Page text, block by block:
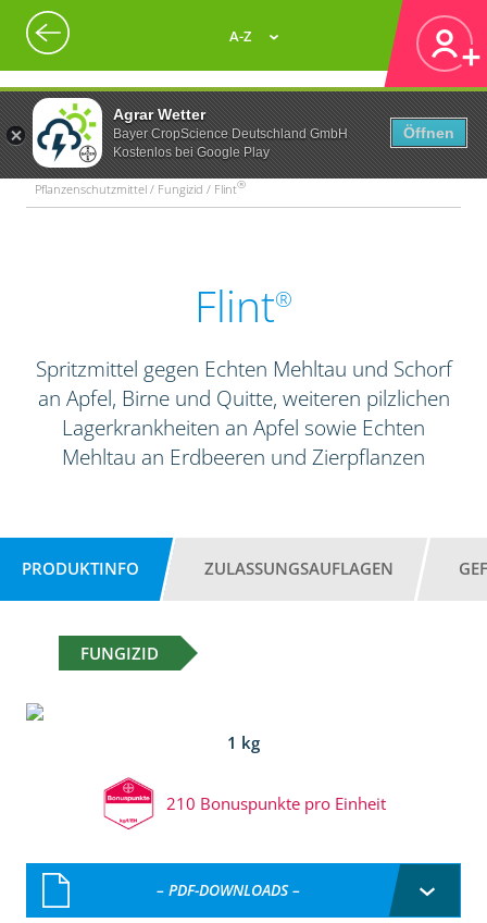
Agrar Wetter
Bayer CropScience Deutschland GmbH
Kostenlos bei Google Play
Öffnen
A-Z
Pflanzenschutzmittel / Fungizid / Flint®
Flint®
Spritzmittel gegen Echten Mehltau und Schorf
an Apfel, Birne und Quitte, weiteren pilzlichen
Lagerkrankheiten an Apfel sowie Echten
Mehltau an Erdbeeren und Zierpflanzen
PRODUKTINFO ZULASSUNGSAUFLAGEN
FUNGIZID
1 kg
210 Bonuspunkte pro Einheit
– PDF-DOWNLOADS –